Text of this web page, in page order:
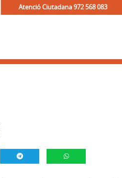
Atenció Ciutadana 972 568 083